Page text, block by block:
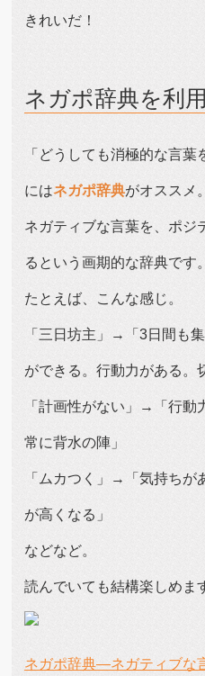
きれいだ！
ネガポ辞典を利
「どうしても消極的な言
にはネガポ辞典がオススメ。
ネガティブな言葉を、ポジ
るという画期的な辞典です。
たとえば、こんな感じ。
「三日坊主」→「3日間も
ができる。行動力がある。
「計画性がない」→「行動
常に背水の陣」
「ムカつく」→「気持ちが
が高くなる」
などなど。
読んでいても結構楽しめま
ネガポ辞典―ネガティブな